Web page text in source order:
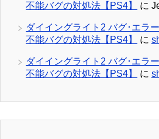
不能バグの対処法【PS4】
に
ダイイングライト2 バグ･エラ
不能バグの対処法【PS4】
に
ダイイングライト2 バグ･エラ
不能バグの対処法【PS4】
に